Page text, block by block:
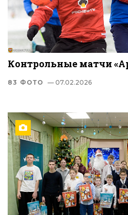
Контрольные матчи
83 ФОТО — 07.02.2026